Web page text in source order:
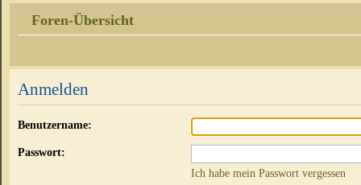
Foren-Übersicht
Anmelden
Benutzername:
Passwort:
Ich habe mein Passwort vergessen